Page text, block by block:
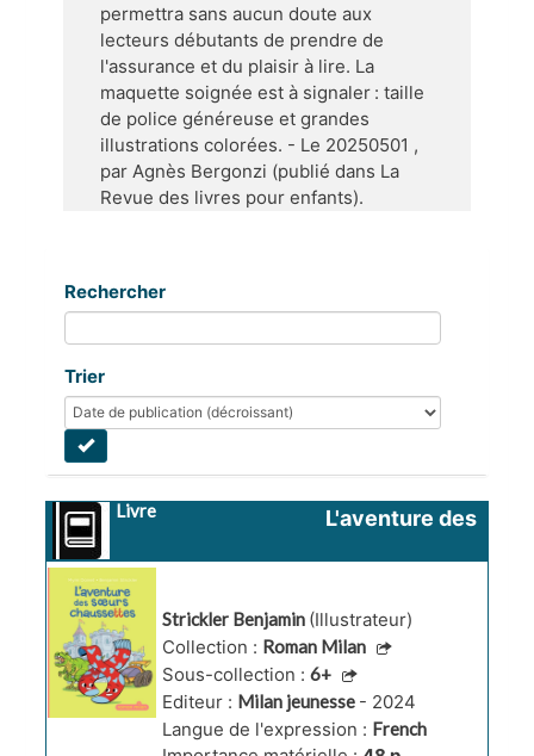
permettra sans aucun doute aux
lecteurs débutants de prendre de
l'assurance et du plaisir à lire. La
maquette soignée est à signaler : taille
de police généreuse et grandes
illustrations colorées. - Le 20250501 ,
par Agnès Bergonzi (publié dans La
Revue des livres pour enfants).
Rechercher
Trier
Livre
L'aventure des
Strickler Benjamin (Illustrateur)
Collection : Roman Milan
Sous-collection : 6+
Editeur : Milan jeunesse - 2024
Langue de l'expression : French